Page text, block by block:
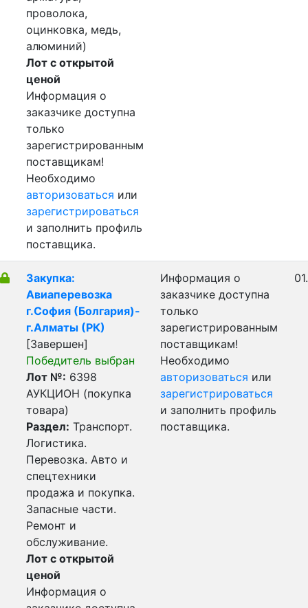
проволока,
оцинковка, медь,
алюминий)
Лот с открытой
ценой
Информация о
заказчике доступна
только
зарегистрированным
поставщикам!
Необходимо
авторизоваться или
зарегистрироваться
и заполнить профиль
поставщика.
Закупка:
Авиаперевозка
г.София (Болгария)-
г.Алматы (РК)
[Завершен]
Победитель выбран
Лот №: 6398
АУКЦИОН (покупка
товара)
Раздел: Транспорт.
Логистика.
Перевозка. Авто и
спецтехники
продажа и покупка.
Запасные части.
Ремонт и
обслуживание.
Лот с открытой
ценой
Информация о
Информация о
заказчике доступна
только
зарегистрированным
поставщикам!
Необходимо
авторизоваться или
зарегистрироваться
и заполнить профиль
поставщика.